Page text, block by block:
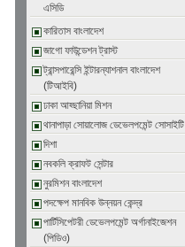
এসিডি
কারিতাস বাংলাদেশ
জাগো ফাউন্ডেশন ট্রাস্ট
ট্রান্সপারেন্সি ইন্টারন্যাশনাল বাংলাদেশ
(টিআইবি)
ঢাকা আহ্ছানিয়া মিশন
থানাপাড়া সোয়ালোজ ডেভেলপমেন্ট সোসাইটি
দিশা
নবকলি ক্রাফট সেন্টার
নুরমিশন বাংলাদেশ
পদক্ষেপ মানবিক উন্নয়ন কেন্দ্র
পার্টিসিপেটরী ডেভেলপমেন্ট অর্গানাইজেশন
(পিডিও)